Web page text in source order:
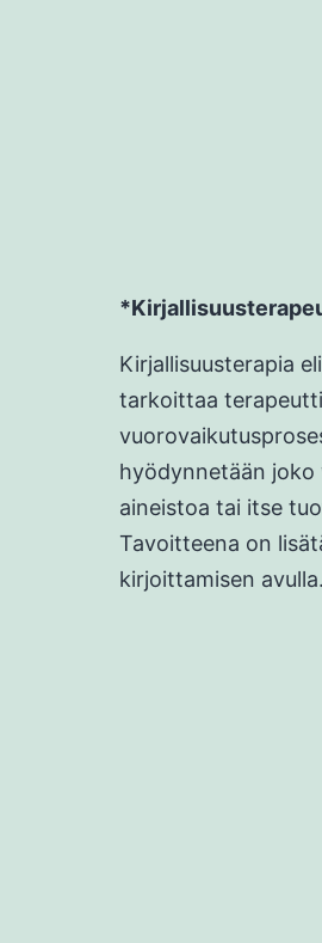
Kirjallisuusterapia
tarkoittaa
hyödynnetään joko
aineistoa tai itse
Tavoitteena on
kirjoittamisen avulla.